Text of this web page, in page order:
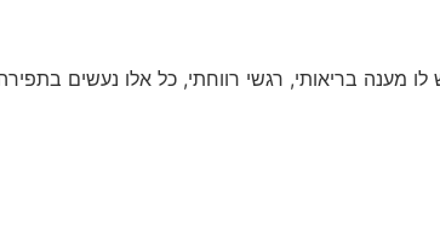
בריאותי, רגשי רווחתי, כל אלו נעשים בתפירה